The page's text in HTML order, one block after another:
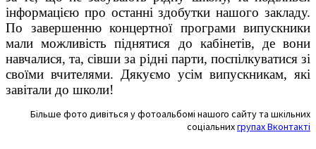
інформацією про останні здобутки нашого закладу.
По завершенню концертної програми випускники
мали можливість піднятися до кабінетів, де вони
навчалися, та, сівши за рідні парти, поспілкуватися зі
своїми вчителями. Дякуємо усім випускникам, які
завітали до школи!
Більше фото дивіться у фотоальбомі нашого сайту та шкільних
соціальнихгрупах Вконтакті